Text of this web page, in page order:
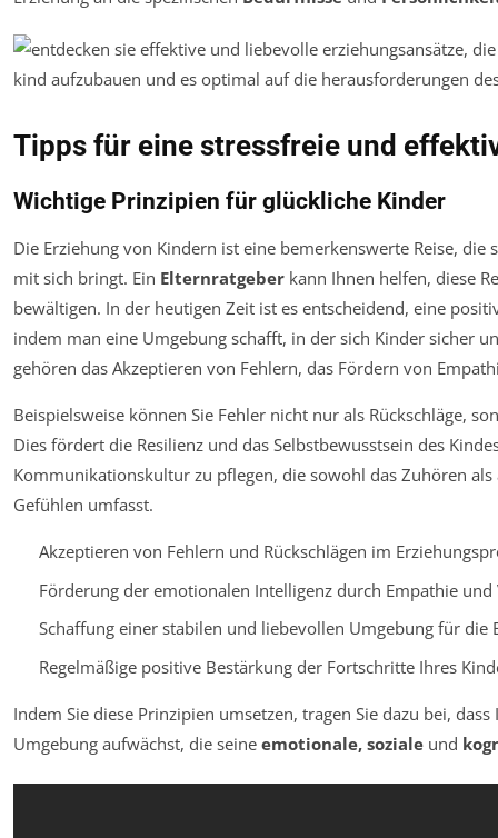
Tipps für eine stressfreie und
Wichtige Prinzipien für glückliche Kinder
Die Erziehung von Kindern ist eine bemerkenswerte Reise,
mit sich bringt. Ein Elternratgeber kann Ihnen helfen, diese
bewältigen. In der heutigen Zeit ist es entscheidend, eine
indem man eine Umgebung schafft, in der sich Kinder sicher
gehören das Akzeptieren von Fehlern, das Fördern von
Beispielsweise können Sie Fehler nicht nur als Rückschläge,
Dies fördert die Resilienz und das Selbstbewusstsein des
Kommunikationskultur zu pflegen, die sowohl das Zuhören
Gefühlen umfasst.
Akzeptieren von Fehlern und Rückschlägen im
Förderung der emotionalen Intelligenz durch Empathie und
Schaffung einer stabilen und liebevollen Umgebung für die
Regelmäßige positive Bestärkung der Fortschritte Ihres
Indem Sie diese Prinzipien umsetzen, tragen Sie dazu bei,
Umgebung aufwächst, die seine emotionale, soziale und